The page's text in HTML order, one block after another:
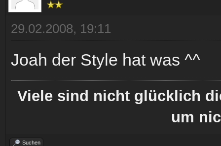
29.02.2008, 19:11
Joah der Style hat was ^^
Viele sind nicht glücklich
um
Suchen